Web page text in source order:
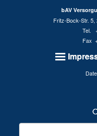
bAV
Fritz-Bock-Str. 5,
Tel.
Fax
Suchen